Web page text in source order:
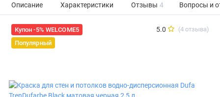
Описание Характеристики Отзывы 4 Вопросы и
Купон -5% WELCOME5
Популярный
5.0 (4 отзыва)